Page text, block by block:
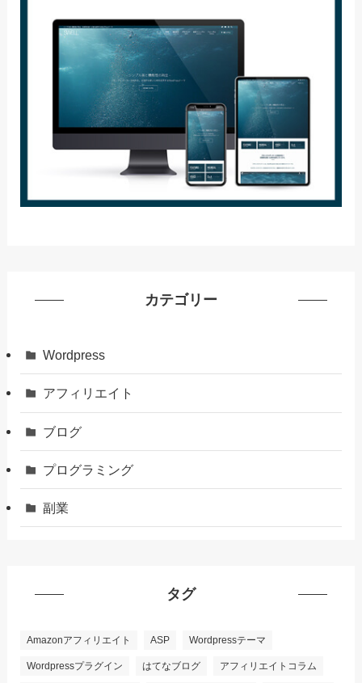
カテゴリー
Wordpress
アフィリエイト
ブログ
プログラミング
副業
タグ
Amazonアフィリエイト ASP Wordpressテーマ
Wordpressプラグイン はてなブログ アフィリエイトコラム